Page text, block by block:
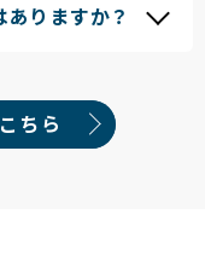
りますか？
ちら